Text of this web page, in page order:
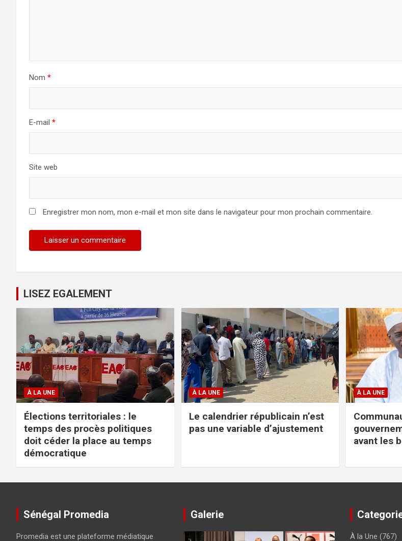
Nom *
E-mail *
Site web
Enregistrer mon nom, mon e-mail et mon site dans le navigateur pour mon prochain commentaire.
LISEZ EGALEMENT
À LA UNE
Élections territoriales : le
temps des procès politiques
doit céder la place au temps
démocratique
À LA UNE
Le calendrier républicain n’est
pas une variable d’ajustement
À LA UNE
avant les
Sénégal Promedia
Promedia est une plateforme médiatique
Galerie
À la Une (767)